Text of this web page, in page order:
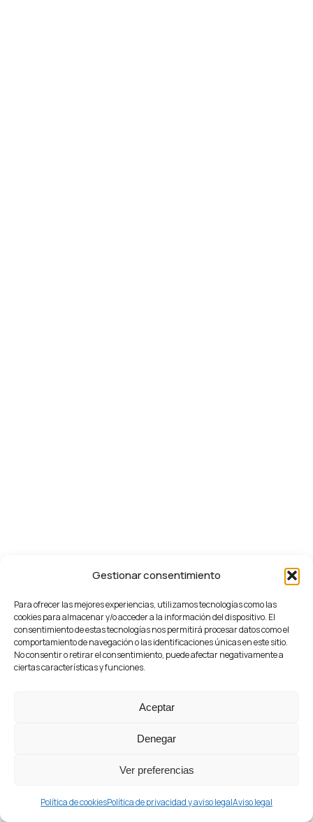
Gestionar consentimiento
Para ofrecer las mejores experiencias, utilizamos tecnologías como las
cookies para almacenar y/o acceder a la información del dispositivo. El
consentimiento de estas tecnologías nos permitirá procesar datos como el
comportamiento de navegación o las identificaciones únicas en este sitio.
No consentir o retirar el consentimiento, puede afectar negativamente a
ciertas características y funciones.
Aceptar
Denegar
Ver preferencias
Política de cookiesPolítica de privacidad y aviso legalAviso legal